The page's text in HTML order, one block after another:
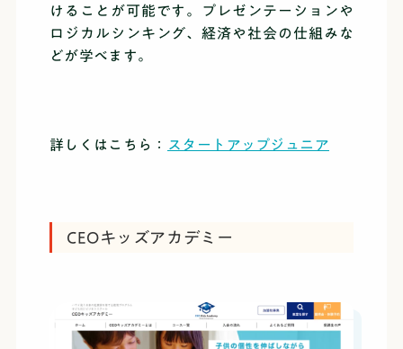
けることが可能です。プレゼンテーションや
ロジカルシンキング、経済や社会の仕組みな
どが学べます。
詳しくはこちら： スタートアップジュニア
CEOキッズアカデミー